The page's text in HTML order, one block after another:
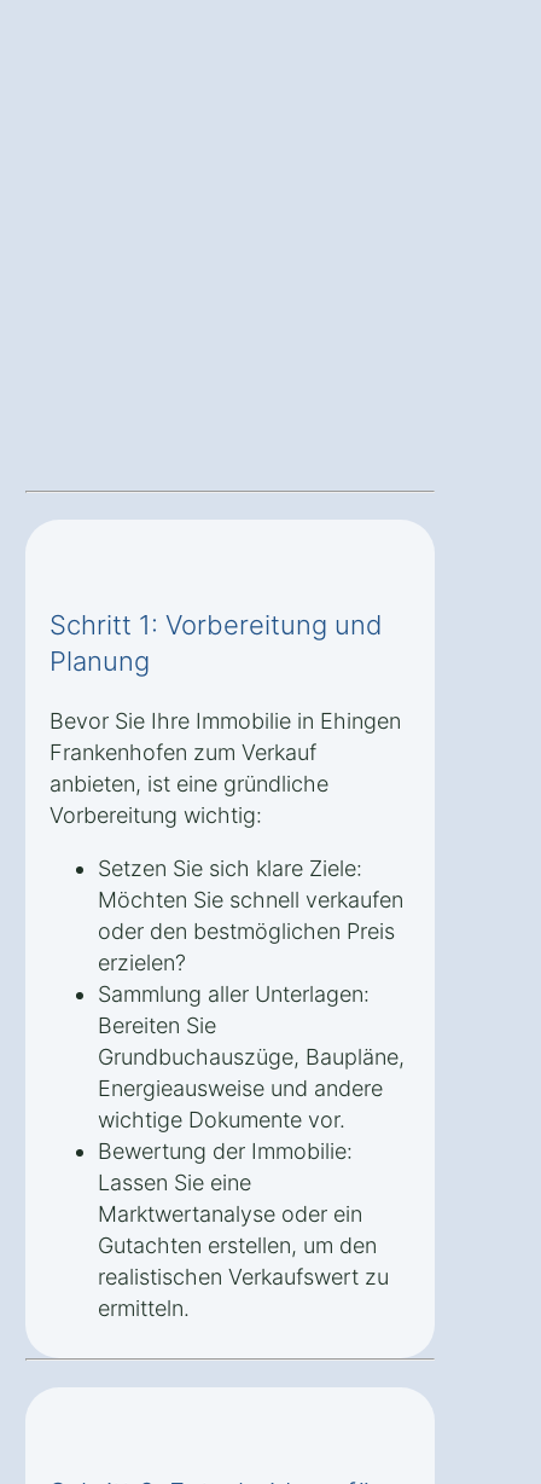
Schritt 1: Vorbereitung und
Planung
Bevor Sie Ihre Immobilie in Ehingen
Frankenhofen zum Verkauf
anbieten, ist eine gründliche
Vorbereitung wichtig:
Setzen Sie sich klare Ziele:
Möchten Sie schnell verkaufen
oder den bestmöglichen Preis
erzielen?
Sammlung aller Unterlagen:
Bereiten Sie
Grundbuchauszüge, Baupläne,
Energieausweise und andere
wichtige Dokumente vor.
Bewertung der Immobilie:
Lassen Sie eine
Marktwertanalyse oder ein
Gutachten erstellen, um den
realistischen Verkaufswert zu
ermitteln.